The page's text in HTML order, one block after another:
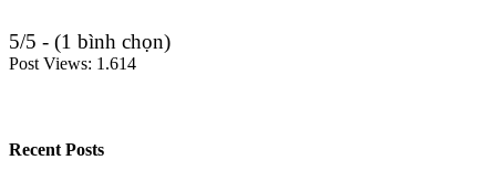
5/5 - (1 bình chọn)
Post Views: 1.614
Recent Posts